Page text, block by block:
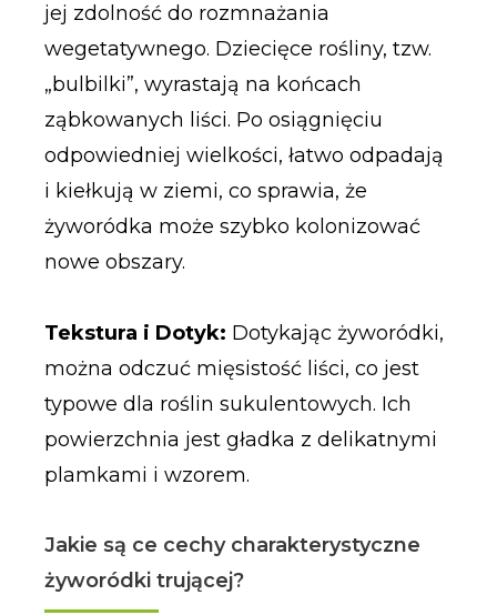
jej zdolność do rozmnażania
wegetatywnego. Dziecięce rośliny, tzw.
„bulbilki”, wyrastają na końcach
ząbkowanych liści. Po osiągnięciu
odpowiedniej wielkości, łatwo odpadają
i kiełkują w ziemi, co sprawia, że
żyworódka może szybko kolonizować
nowe obszary.
Tekstura i Dotyk: Dotykając żyworódki,
można odczuć mięsistość liści, co jest
typowe dla roślin sukulentowych. Ich
powierzchnia jest gładka z delikatnymi
plamkami i wzorem.
Jakie są ce cechy charakterystyczne
żyworódki trującej?